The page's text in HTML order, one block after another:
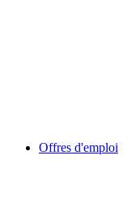
Offres d'emploi